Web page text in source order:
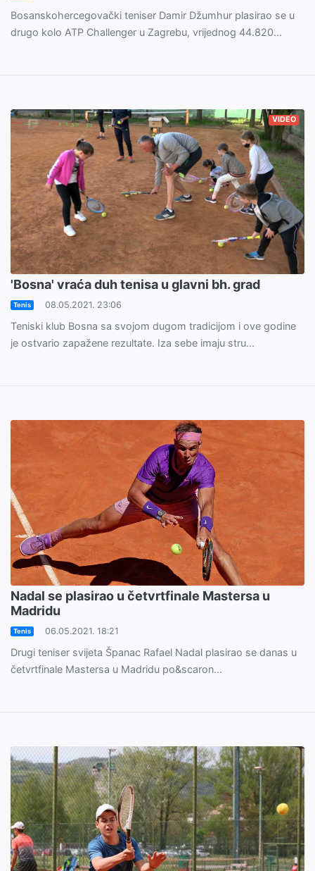
Bosanskohercegovački teniser Damir Džumhur plasirao se u
drugo kolo ATP Challenger u Zagrebu, vrijednog 44.820...
VIDEO
'Bosna' vraća duh tenisa u glavni bh. grad
Tenis 08.05.2021. 23:06
Teniski klub Bosna sa svojom dugom tradicijom i ove godine
je ostvario zapažene rezultate. Iza sebe imaju stru...
Nadal se plasirao u četvrtfinale Mastersa u
Madridu
Tenis 06.05.2021. 18:21
Drugi teniser svijeta Španac Rafael Nadal plasirao se danas u
četvrtfinale Mastersa u Madridu po&scaron...